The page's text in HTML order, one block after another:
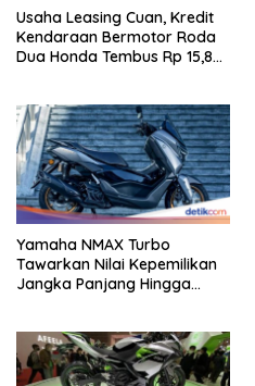
Usaha Leasing Cuan, Kredit
Kendaraan Bermotor Roda
Dua Honda Tembus Rp 15,8
Yamaha NMAX Turbo
Tawarkan Nilai Kepemilikan
Jangka Panjang Hingga